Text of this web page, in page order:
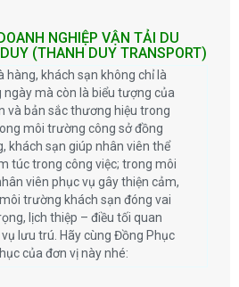
NGHIỆP VẬN TẢI DU
(THANH DUY TRANSPORT)
hàng, khách sạn không chỉ là
mà còn là biểu tượng của
và bản sắc thương hiệu trong
môi trường công sở đồng
khách sạn giúp nhân viên thể
túc trong công việc; trong môi
viên phục vụ gây thiện cảm,
trường khách sạn đóng vai
lịch thiệp – điều tối quan
lưu trú. Hãy cùng Đồng Phục
của đơn vị này nhé: